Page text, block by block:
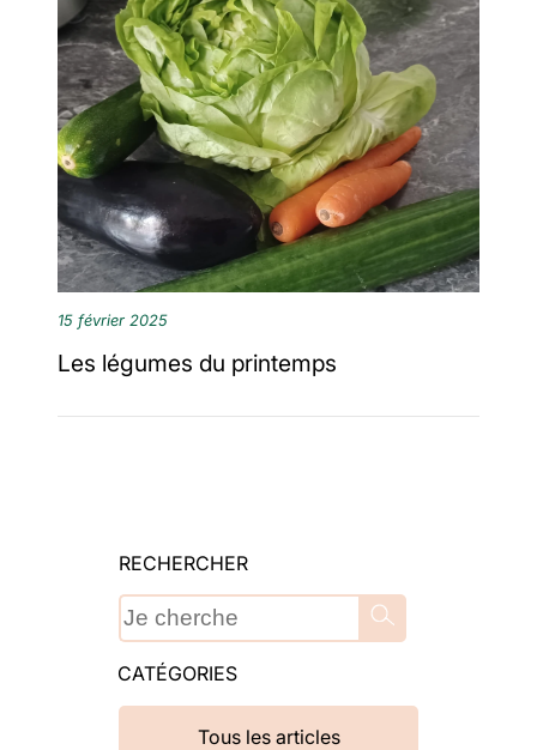
15 février 2025
Les légumes du printemps
RECHERCHER
CATÉGORIES
Tous les articles